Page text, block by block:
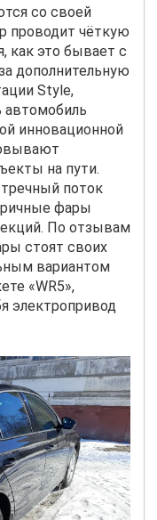
со своей
проводит чёткую
как это бывает с
дополнительную
Style,
автомобиль
инновационной
на пути.
поток
фары
По отзывам
стоят своих
вариантом
«WR5»,
электропривод